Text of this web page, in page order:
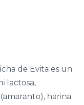
de Evita es un
lactosa,
harina